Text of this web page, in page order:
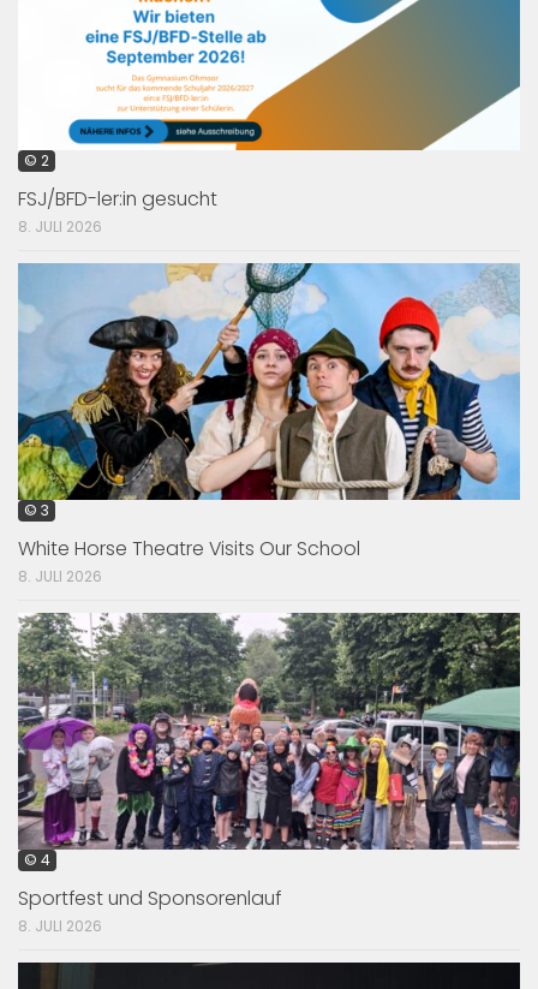
© 2
FSJ/BFD-ler:in gesucht
8. JULI 2026
© 3
White Horse Theatre Visits Our School
8. JULI 2026
© 4
Sportfest und Sponsorenlauf
8. JULI 2026